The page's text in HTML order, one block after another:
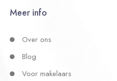
Meer info
Over ons
Blog
Voor makelaars